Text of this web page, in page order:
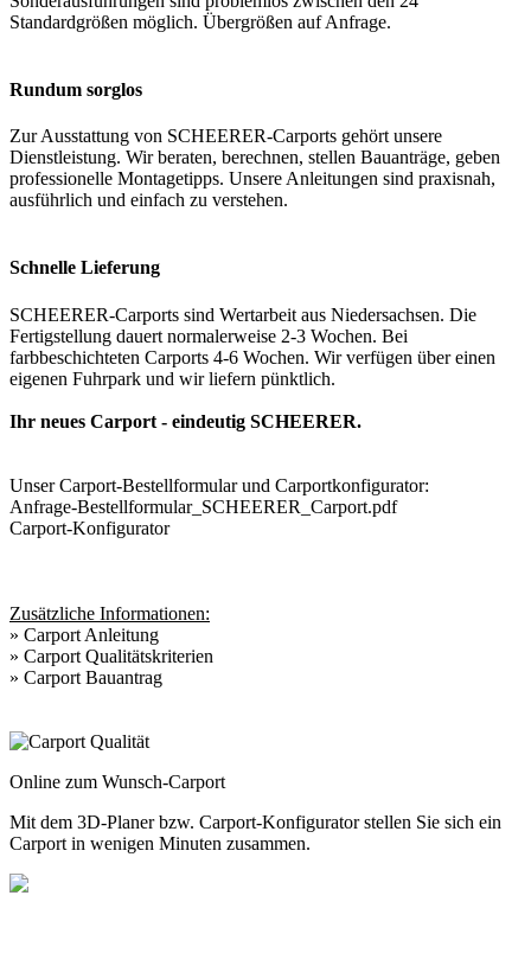
Standardgrößen möglich. Übergrößen auf Anfrage.
Rundum sorglos
Zur Ausstattung von SCHEERER-Carports gehört unsere
Dienstleistung. Wir beraten, berechnen, stellen Bauanträge, geben
professionelle Montagetipps. Unsere Anleitungen sind praxisnah,
ausführlich und einfach zu verstehen.
Schnelle Lieferung
SCHEERER-Carports sind Wertarbeit aus Niedersachsen. Die
Fertigstellung dauert normalerweise 2-3 Wochen. Bei
farbbeschichteten Carports 4-6 Wochen. Wir verfügen über einen
eigenen Fuhrpark und wir liefern pünktlich.
Ihr neues Carport - eindeutig SCHEERER.
Unser Carport-Bestellformular und Carportkonfigurator:
Anfrage-Bestellformular_SCHEERER_Carport.pdf
Carport-Konfigurator
Zusätzliche Informationen:
» Carport Anleitung
» Carport Qualitätskriterien
» Carport Bauantrag
Online zum Wunsch-Carport
Mit dem 3D-Planerbzw. Carport-Konfiguratorstellen Sie sich ein
Carport in wenigen Minuten zusammen.